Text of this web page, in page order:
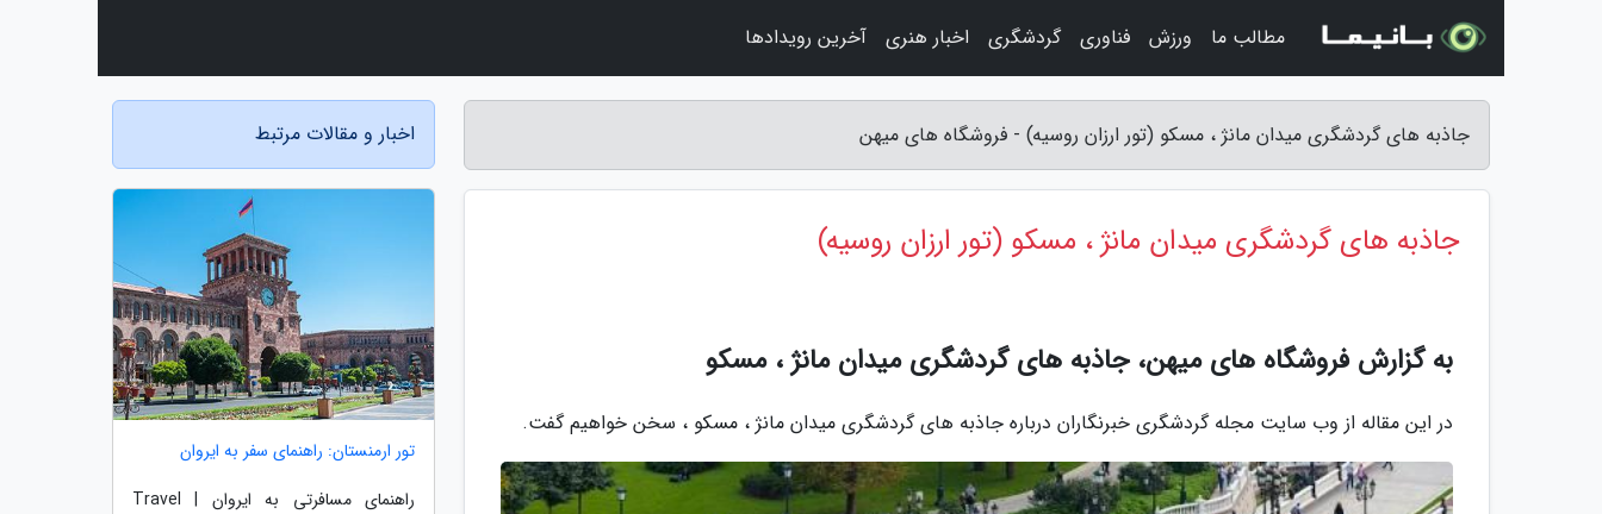
جاذبه های گردشگری میدان مانژ ، مسکو (تور ارزان روسیه) - فروشگاه های میهن
جاذبه های گردشگری میدان مانژ ، مسکو (تور ارزان روسیه)
به گزارش فروشگاه های میهن، جاذبه های گردشگری میدان مانژ ، مسکو
در این مقاله از وب سایت مجله گردشگری خبرنگاران درباره جاذبه های گردشگری میدان مانژ ، مسکو ، سخن خواهیم گفت.
اخبار و مقالات مرتبط
تور ارمنستان: راهنمای سفر به ایروان
راهنمای مسافرتی به ایروان | Travel
مطالب ما ورزش فناوری گردشگری اخبار هنری آخرین رویدادها